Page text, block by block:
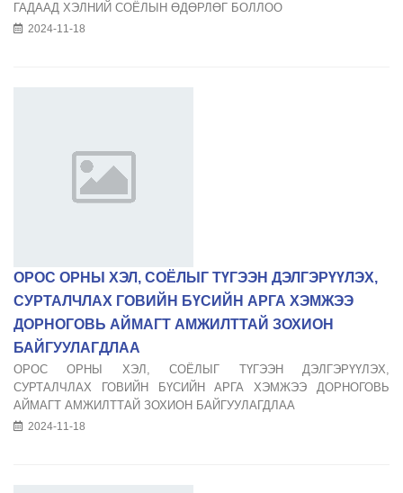
ГАДААД ХЭЛНИЙ СОЁЛЫН ӨДӨРЛӨГ БОЛЛОО
2024-11-18
ОРОС ОРНЫ ХЭЛ, СОЁЛЫГ ТҮГЭЭН ДЭЛГЭРҮҮЛЭХ,
СУРТАЛЧЛАХ ГОВИЙН БҮСИЙН АРГА ХЭМЖЭЭ
ДОРНОГОВЬ АЙМАГТ АМЖИЛТТАЙ ЗОХИОН
БАЙГУУЛАГДЛАА
ОРОС ОРНЫ ХЭЛ, СОЁЛЫГ ТҮГЭЭН ДЭЛГЭРҮҮЛЭХ,
СУРТАЛЧЛАХ ГОВИЙН БҮСИЙН АРГА ХЭМЖЭЭ ДОРНОГОВЬ
АЙМАГТ АМЖИЛТТАЙ ЗОХИОН БАЙГУУЛАГДЛАА
2024-11-18